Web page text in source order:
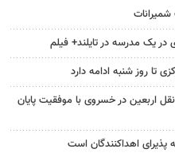
شمیرانات
تا روز شنبه ادامه دارد
اربعین در خسروی با موفقیت پایان
اهداکنندگان است